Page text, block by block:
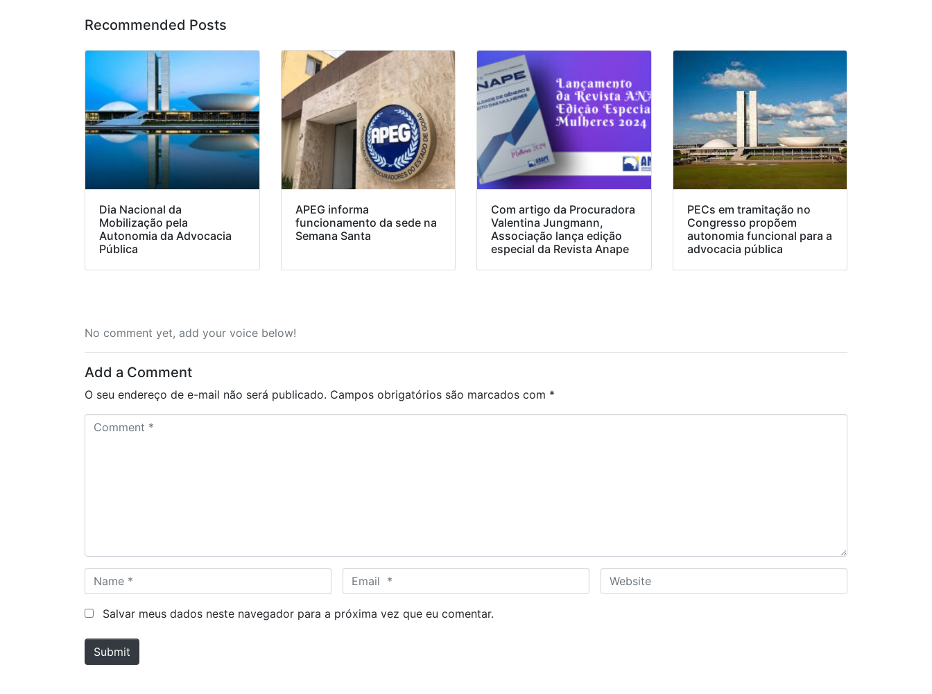
Recommended Posts
Dia Nacional da
Mobilização pela
Autonomia da Advocacia
Pública
APEG informa
funcionamento da sede na
Semana Santa
Com artigo da Procuradora
Valentina Jungmann,
Associação lança edição
especial da Revista Anape
PECs em tramitação no
Congresso propõem
autonomia funcional para a
advocacia pública
No comment yet, add your voice below!
Add a Comment
O seu endereço de e-mail não será publicado. Campos obrigatórios são marcados com *
a
m
*
m
a
W
e
Salvar meus dados neste navegador para a próxima vez que eu comentar.
Submit